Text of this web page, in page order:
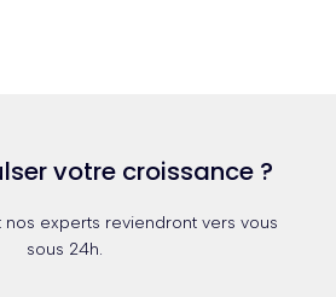
votre croissance ?
experts reviendront vers vous
sous 24h.